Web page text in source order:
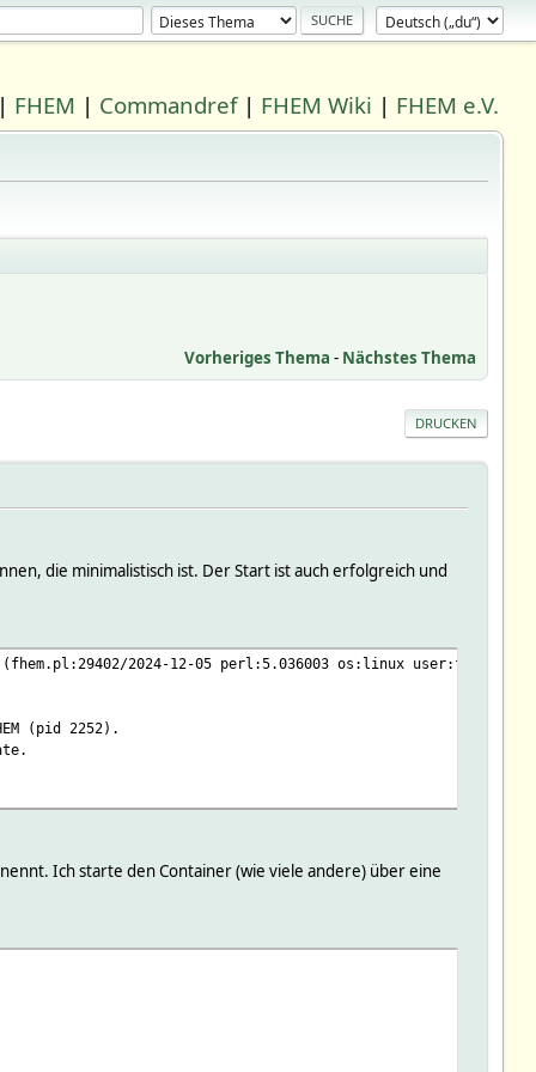
| FHEM | Commandref| FHEM Wiki | FHEM e.V.
Vorheriges Thema - Nächstes Thema
DRUCKEN
die minimalistisch ist. Der Start ist auch erfolgreich und
2024-12-05 perl:5.036003 os:linux user:fhem
(pid 2252).
Ich starte den Container (wie viele andere) über eine